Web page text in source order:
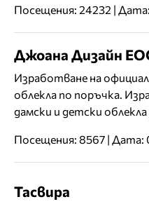
Посещения: 24232 |
Джоана Дизайн
Изработване на
облекла по поръчка.
дамски и детски облекла
Посещения: 8567 | Дата:
Тасвира